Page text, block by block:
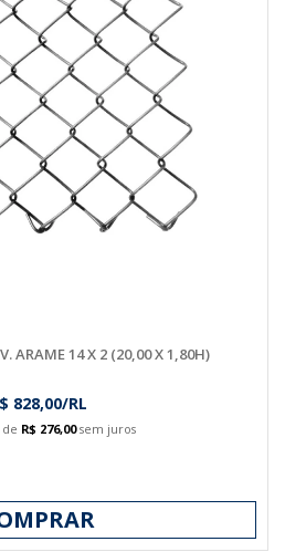
ARAME 14 X 2 (20,00 X 1,80H)
828,00/RL
R$ 276,00sem juros